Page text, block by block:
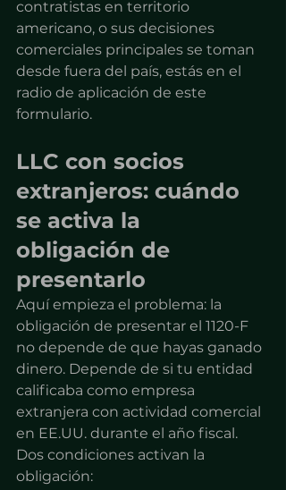
contratistas en territorio
americano, o sus decisiones
comerciales principales se toman
desde fuera del país, estás en el
radio de aplicación de este
formulario.
LLC con socios
extranjeros: cuándo
se activa la
obligación de
presentarlo
Aquí empieza el problema: la
obligación de presentar el 1120-F
no depende de que hayas ganado
dinero. Depende de si tu entidad
calificaba como empresa
extranjera con actividad comercial
en EE.UU. durante el año fiscal.
Dos condiciones activan la
obligación: